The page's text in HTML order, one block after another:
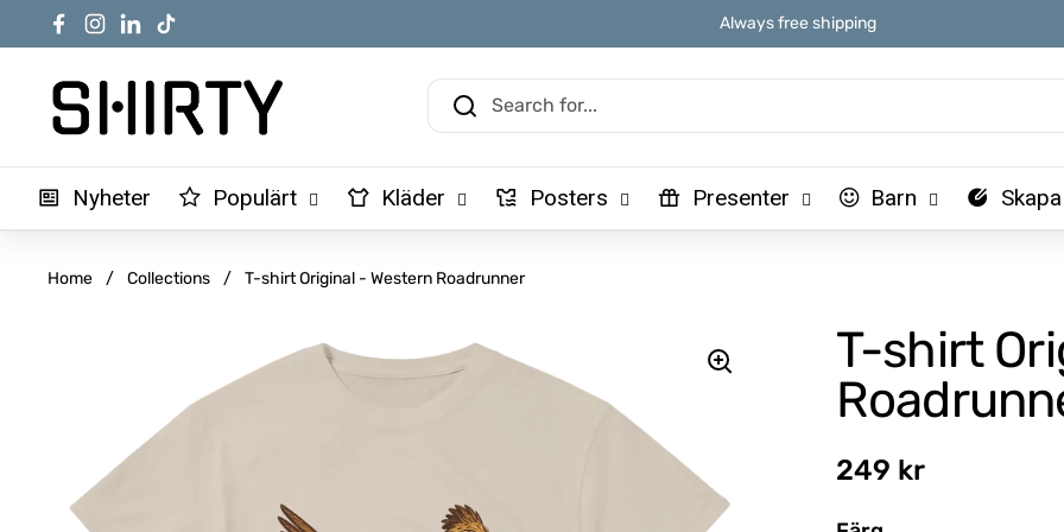
Skip to content
Facebook
Instagram
LinkedIn
TikTok
Always free shipping
Nyheter Populärt Kläder Posters Presenter Barn
Home / Collections / T-shirt Original - Western Roadrunner
T-shirt
Regular price
249 kr